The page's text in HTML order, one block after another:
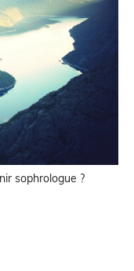
sophrologue ?